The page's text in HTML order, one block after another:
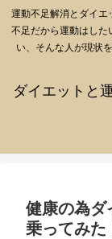
運動不足解消とダイエ
不足だから運動はした
い、そんな人が現状
ダイエットと
健康の為ダ
乗ってみた